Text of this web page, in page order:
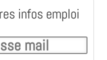
infos emploi